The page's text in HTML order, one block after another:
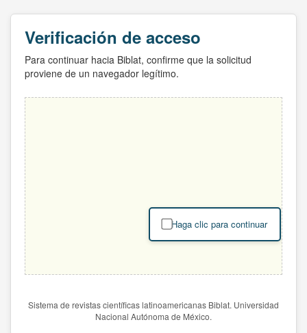
Verificación de acceso
Para continuar hacia Biblat, confirme que la solicitud
proviene de un navegador legítimo.
Haga clic para continuar
Sistema de revistas científicas latinoamericanas Biblat. Universidad
Nacional Autónoma de México.